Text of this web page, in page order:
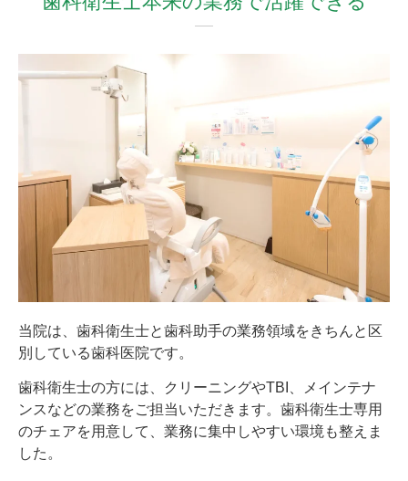
当院は、歯科衛生士と歯科助手の業務領域をきちんと区
別している歯科医院です。
歯科衛生士の方には、クリーニングやTBI、メインテナ
ンスなどの業務をご担当いただきます。歯科衛生士専用
のチェアを用意して、業務に集中しやすい環境も整えま
した。